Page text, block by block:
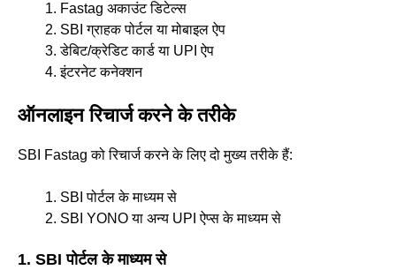
Fastag अकाउंट डिटेल्स
SBI ग्राहक पोर्टल या मोबाइल ऐप
डेबिट/क्रेडिट कार्ड या UPI ऐप
इंटरनेट कनेक्शन
ऑनलाइन रिचार्ज करने के तरीके
SBI Fastag को रिचार्ज करने के लिए दो मुख्य तरीके हैं:
SBI पोर्टल के माध्यम से
SBI YONO या अन्य UPI ऐप्स के माध्यम से
1. SBI पोर्टल के माध्यम से